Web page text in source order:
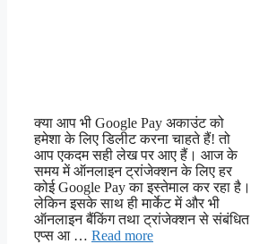
क्या आप भी Google Pay अकाउंट को
हमेशा के लिए डिलीट करना चाहते हैं! तो
आप एकदम सही लेख पर आए हैं। आज के
समय में ऑनलाइन ट्रांजेक्शन के लिए हर
कोई Google Pay का इस्तेमाल कर रहा है।
लेकिन इसके साथ ही मार्केट में और भी
ऑनलाइन बैंकिंग तथा ट्रांजेक्शन से संबंधित
एप्स आ … Read more